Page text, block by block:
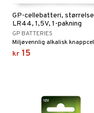
GP-cellebatteri, størrelse
LR44, 1,5V, 1-pakning
GP BATTERIES
kr 15